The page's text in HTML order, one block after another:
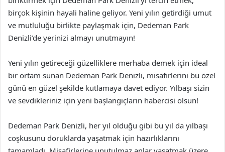
birçok kişinin hayali haline geliyor. Yeni yılın getirdiği umut
ve mutluluğu birlikte paylaşmak için, Dedeman Park
Denizli’de yerinizi almayı unutmayın!
Yeni yılın getireceği güzelliklere merhaba demek için ideal
bir ortam sunan Dedeman Park Denizli, misafirlerini bu özel
günü en güzel şekilde kutlamaya davet ediyor. Yılbaşı sizin
ve sevdikleriniz için yeni başlangıçların habercisi olsun!
Dedeman Park Denizli, her yıl olduğu gibi bu yıl da yılbaşı
coşkusunu doruklarda yaşatmak için hazırlıklarını